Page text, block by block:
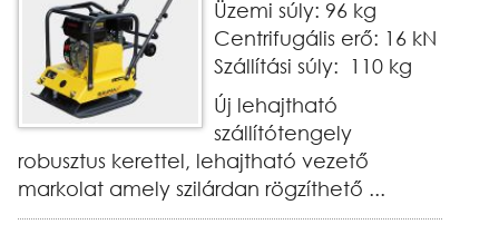
Üzemi súly: 96 kg
Centrifugális erő: 16 kN
Szállítási súly: 110 kg
Új lehajtható
szállítótengely
robusztus kerettel, lehajtható vezető
markolat amely szilárdan rögzíthető ...